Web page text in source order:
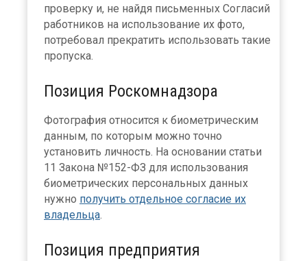
проверку и, не найдя письменных Согласий
работников на использование их фото,
потребовал прекратить использовать такие
пропуска.
Позиция Роскомнадзора
Фотография относится к биометрическим
данным, по которым можно точно
установить личность. На основании статьи
11 Закона №152-ФЗ для использования
биометрических персональных данных
нужно получить отдельное согласие их
владельца
Позиция предприятия